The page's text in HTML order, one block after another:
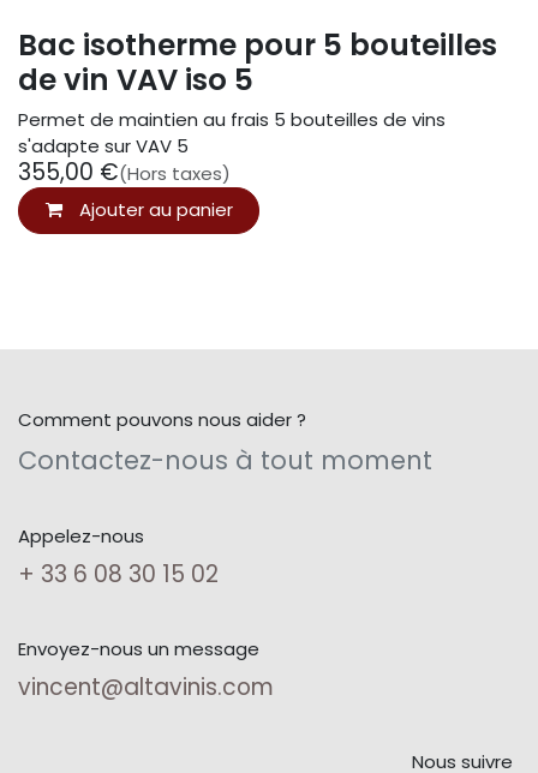
Bac isotherme pour 5 bouteilles
de vin VAV iso 5
Permet de maintien au frais 5 bouteilles de vins
s'adapte sur VAV 5
355,00 €(Hors taxes)
Ajouter au panier
Comment pouvons nous aider ?
Contactez-nous à tout moment
Appelez-nous
+ 33 6 08 30 15 02
Envoyez-nous un message
vincent@altavinis.com
Nous suivre